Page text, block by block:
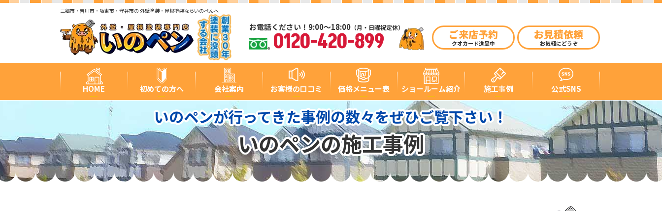
三郷市・吉川市・坂東市・守谷市の 外壁塗装・屋根塗装ならいのぺんへ
お電話ください！9:00～18:00 （月・日曜祝定休）
0120-420-899 ご来店予約
クオカード進呈中
お見積依頼
お気軽にどうぞ
HOME 初めての方へ 会社案内 お客様の口コミ 価格メニュー表 ショールーム紹介 施工事例 公式SNS
いのペンが行ってきた事例の数々をぜひご覧下さい！
いのペンの施工事例